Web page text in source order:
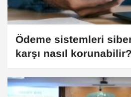
Ödeme sistemleri
karşı nasıl korunabilir?